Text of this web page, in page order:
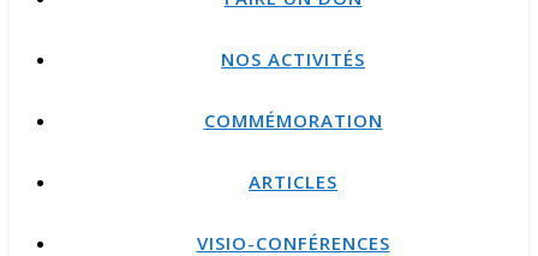
NOS ACTIVITÉS
COMMÉMORATION
ARTICLES
VISIO-CONFÉRENCES